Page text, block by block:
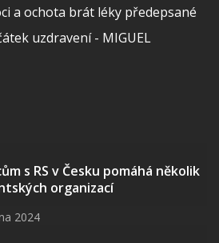
a ochota brát léky předepsané
uzdravení - MIGUEL
s RS v Česku pomáhá několik
organizací
2024